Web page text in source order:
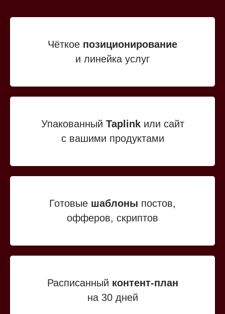
Чёткое позиционирование
и линейка услуг
Упакованный Taplink или сайт
с вашими продуктами
Готовые шаблоны постов,
офферов, скриптов
Расписанный контент-план
на 30 дней